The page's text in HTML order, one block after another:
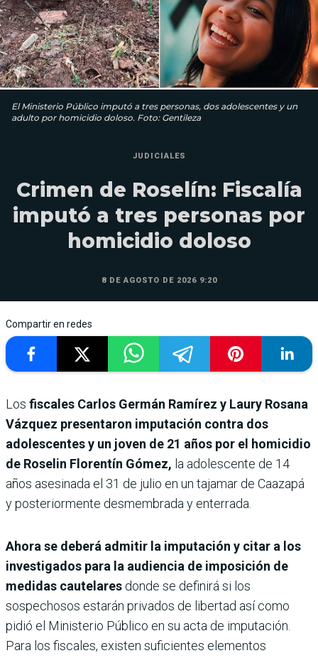
El Ministerio Público imputó a tres personas, dos adolescentes y un
adulto por homicidio doloso. Foto: Gentileza
JUDICIALES
Crimen de Roselín: Fiscalía
imputó a tres personas por
homicidio doloso
8 DE AGOSTO DE 2026 9:20
Compartir en redes
Los fiscales Carlos Germán Ramírez y Laury Rosana
Vázquez presentaron imputación contra dos
adolescentes y un joven de 21 años por el homicidio
de Roselin Florentín Gómez, la adolescente de 14
años asesinada el 31 de julio en un tajamar de Caazapá
y posteriormente desmembrada y enterrada.
Ahora se deberá admitir la imputación y citar a los
investigados para la audiencia de imposición de
medidas cautelares donde se definirá si los
sospechosos estarán privados de libertad así como
pidió el Ministerio Público en su acta de imputación.
Para los fiscales, existen suficientes elementos